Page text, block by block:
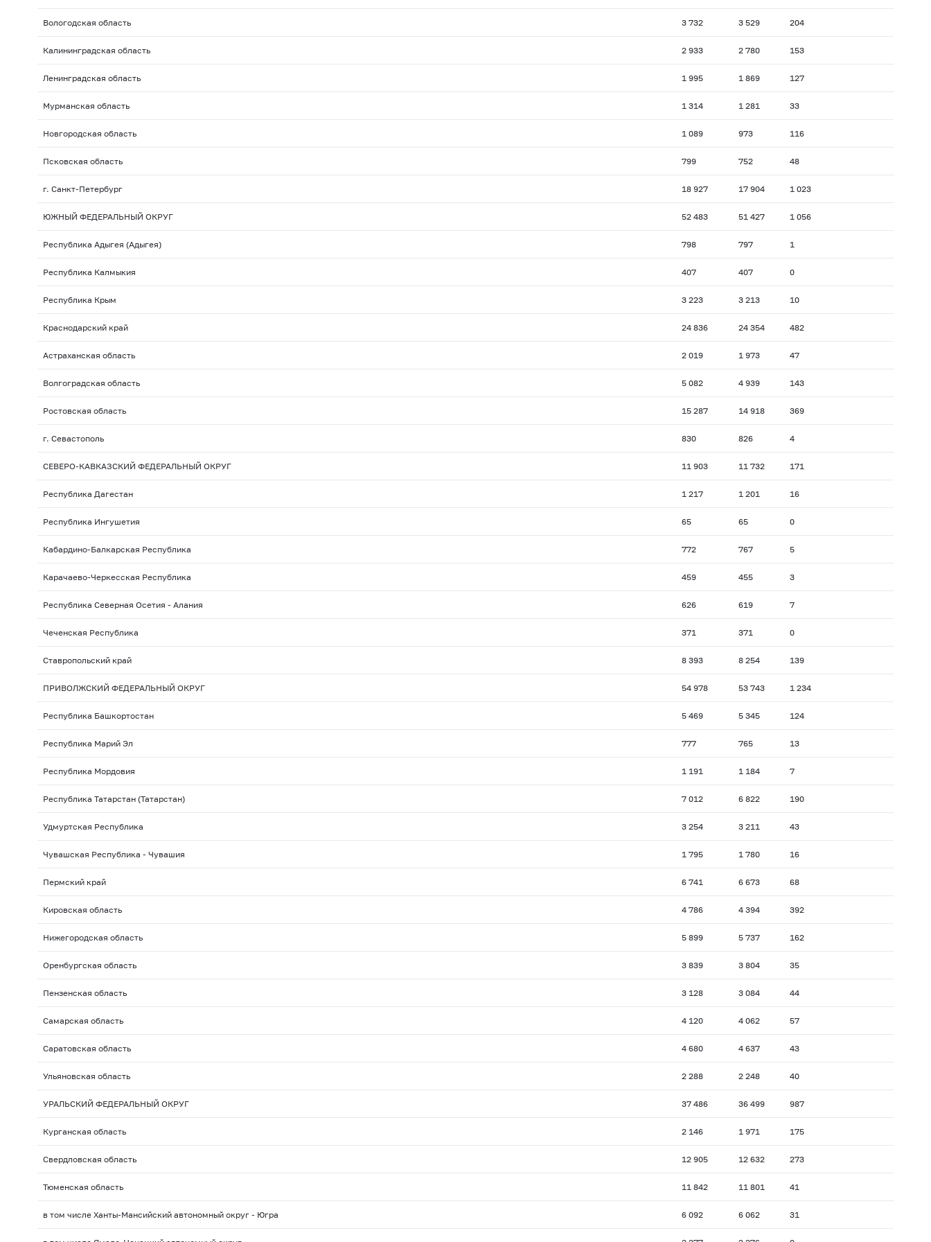
Вологодская область 3 732 3 529 204
Калининградская область 2 933 2 780 153
Ленинградская область 1 995 1 869 127
Мурманская область 1 314 1 281 33
Новгородская область 1 089 973 116
Псковская область 799 752 48
г. Санкт-Петербург 18 927 17 904 1 023
ЮЖНЫЙ ФЕДЕРАЛЬНЫЙ ОКРУГ 52 483 51 427 1 056
Республика Адыгея (Адыгея) 798 797 1
Республика Калмыкия 407 407 0
Республика Крым 3 223 3 213 10
Краснодарский край 24 836 24 354 482
Астраханская область 2 019 1 973 47
Волгоградская область 5 082 4 939 143
Ростовская область 15 287 14 918 369
г. Севастополь 830 826 4
СЕВЕРО-КАВКАЗСКИЙ ФЕДЕРАЛЬНЫЙ ОКРУГ 11 903 11 732 171
Республика Дагестан 1 217 1 201 16
Республика Ингушетия 65 65 0
Кабардино-Балкарская Республика 772 767 5
Карачаево-Черкесская Республика 459 455 3
Республика Северная Осетия - Алания 626 619 7
Чеченская Республика 371 371 0
Ставропольский край 8 393 8 254 139
ПРИВОЛЖСКИЙ ФЕДЕРАЛЬНЫЙ ОКРУГ 54 978 53 743 1 234
Республика Башкортостан 5 469 5 345 124
Республика Марий Эл 777 765 13
Республика Мордовия 1 191 1 184 7
Республика Татарстан (Татарстан) 7 012 6 822 190
Удмуртская Республика 3 254 3 211 43
Чувашская Республика - Чувашия 1 795 1 780 16
Пермский край 6 741 6 673 68
Кировская область 4 786 4 394 392
Нижегородская область 5 899 5 737 162
Оренбургская область 3 839 3 804 35
Пензенская область 3 128 3 084 44
Самарская область 4 120 4 062 57
Саратовская область 4 680 4 637 43
Ульяновская область 2 288 2 248 40
УРАЛЬСКИЙ ФЕДЕРАЛЬНЫЙ ОКРУГ 37 486 36 499 987
Курганская область 2 146 1 971 175
Свердловская область 12 905 12 632 273
Тюменская область 11 842 11 801 41
в том числе Ханты-Мансийский автономный округ - Югра 6 092 6 062 31